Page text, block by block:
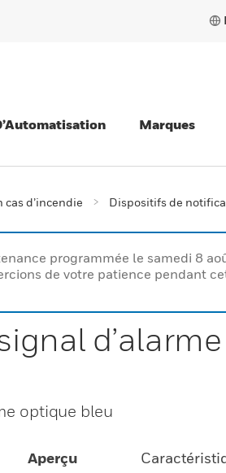
Marques
d’incendie Dispositifs de
programmée le samedi 8
de votre patience pendant
optique bleu
Aperçu